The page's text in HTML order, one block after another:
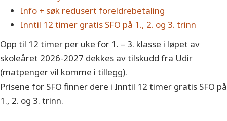
Info + søk redusert foreldrebetaling
Inntil 12 timer gratis SFO på 1., 2. og 3. trinn
Opp til 12 timer per uke for 1. – 3. klasse i løpet av
skoleåret 2026-2027 dekkes av tilskudd fra Udir
(matpenger vil komme i tillegg).
Prisene for SFO finner dere i Inntil 12 timer gratis SFO på
1., 2. og 3. trinn.